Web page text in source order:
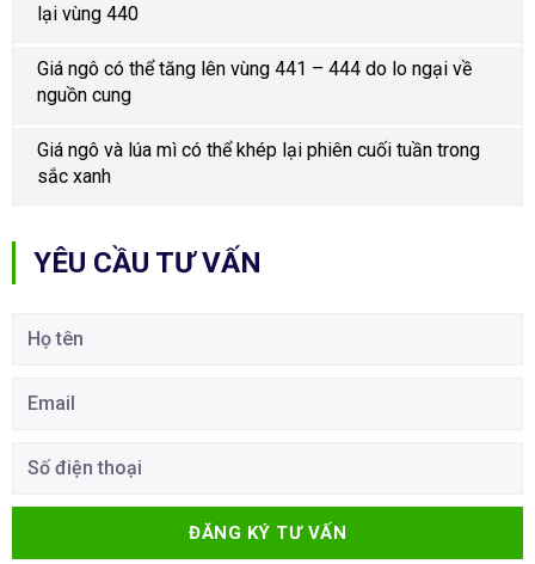
lại vùng 440
Giá ngô có thể tăng lên vùng 441 – 444 do lo ngại về
nguồn cung
Giá ngô và lúa mì có thể khép lại phiên cuối tuần trong
sắc xanh
YÊU CẦU TƯ VẤN
ĐĂNG KÝ TƯ VẤN